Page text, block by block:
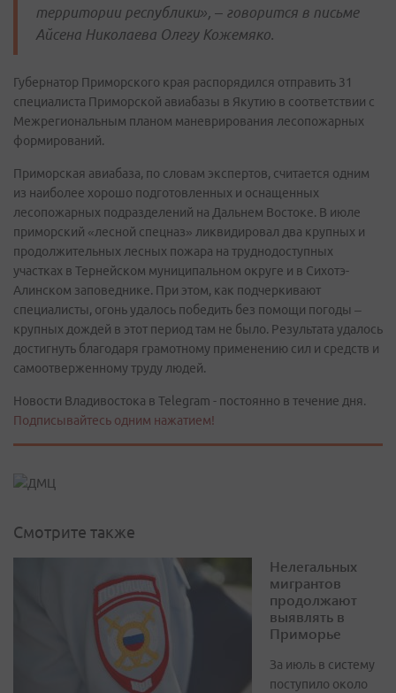
территории республики», – говорится в письме
Айсена Николаева Олегу Кожемяко.
Губернатор Приморского края распорядился отправить 31
специалиста Приморской авиабазы в Якутию в соответствии с
Межрегиональным планом маневрирования лесопожарных
формирований.
Приморская авиабаза, по словам экспертов, считается одним
из наиболее хорошо подготовленных и оснащенных
лесопожарных подразделений на Дальнем Востоке. В июле
приморский «лесной спецназ» ликвидировал два крупных и
продолжительных лесных пожара на труднодоступных
участках в Тернейском муниципальном округе и в Сихотэ-
Алинском заповеднике. При этом, как подчеркивают
специалисты, огонь удалось победить без помощи погоды –
крупных дождей в этот период там не было. Результата удалось
достигнуть благодаря грамотному применению сил и средств и
самоотверженному труду людей.
Новости Владивостока в Telegram - постоянно в течение дня.
Подписывайтесь одним нажатием!
Смотрите также
Нелегальных
мигрантов
продолжают
выявлять в
Приморье
За июль в систему
поступило около